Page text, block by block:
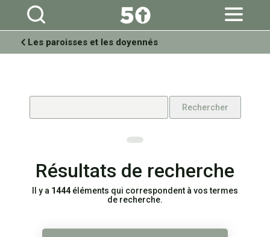
Aller
personnels
Les paroisses et les doyennés
Résultats de recherche
Il y a 1444 éléments qui correspondent à vos termes
de recherche.